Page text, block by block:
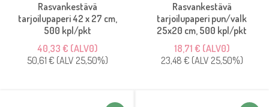
Rasvankestävä
tarjoilupaperi 42 x 27 cm,
500 kpl/pkt
40,33 € (ALV0)
50,61 € (ALV 25,50%)
Rasvankestävä
tarjoilupaperi pun/valk
25x20 cm, 500 kpl/pkt
18,71 € (ALV0)
23,48 € (ALV 25,50%)